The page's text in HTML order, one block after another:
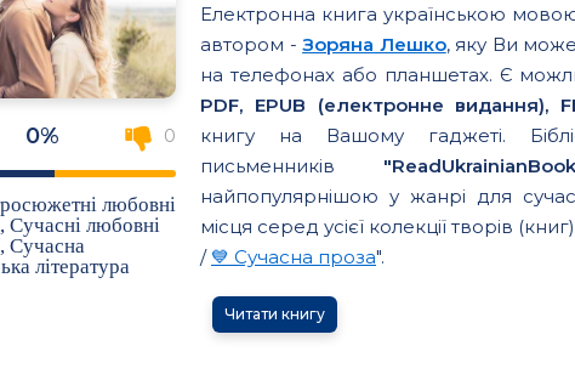
0% 0
любовні
Сучасні любовні
Сучасна
література
Електронна книга українською
автором -Зоряна Лешко, яку Ви
на телефонах або планшетах. Є
PDF, EPUB (електронне видання),
книгу на Вашому гаджеті.
письменників
найпопулярнішою у жанрі для
місця серед усієї колекції творів
/ 💙 Сучасна проза".
Читати книгу